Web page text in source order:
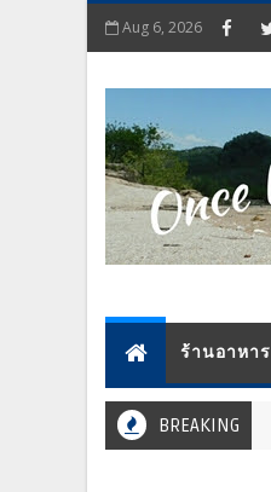
Aug 6, 2026
ร้านอาหาร
BREAKING